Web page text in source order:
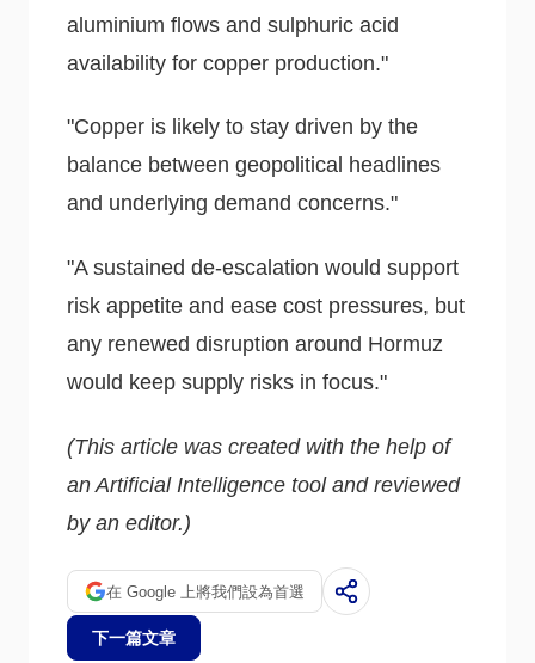
aluminium flows and sulphuric acid
availability for copper production."
"Copper is likely to stay driven by the
balance between geopolitical headlines
and underlying demand concerns."
"A sustained de-escalation would support
risk appetite and ease cost pressures, but
any renewed disruption around Hormuz
would keep supply risks in focus."
(This article was created with the help of
an Artificial Intelligence tool and reviewed
by an editor.)
在 Google 上將我們設為首選
下一篇文章